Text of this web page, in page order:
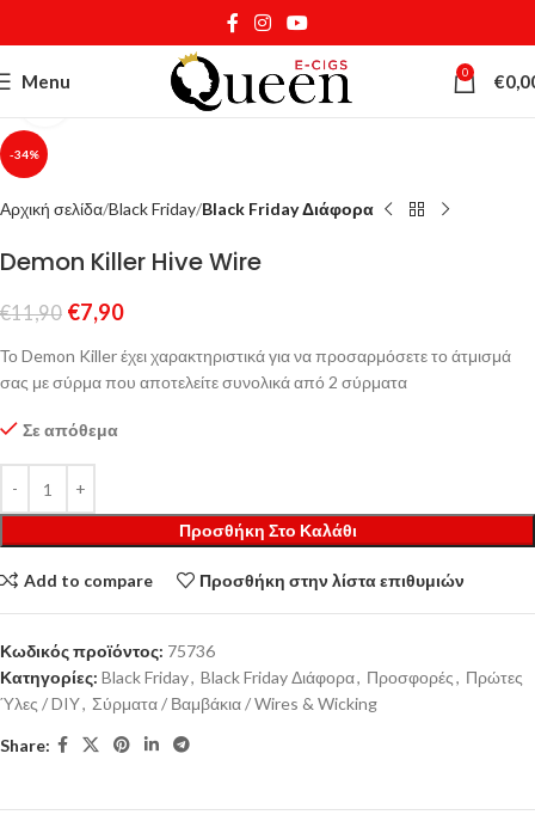
Menu 0 €
-34%
Κάντε κλικ για μεγέθυνση
Αρχική σελίδα Black Friday Black Friday Διάφορα
Demon Killer Hive Wire
€11,90 €7,90
Το Demon Killer έχει χαρακτηριστικά για να προσαρμόσετε το άτμισμά
σας με σύρμα που αποτελείτε συνολικά από 2 σύρματα
Σε απόθεμα
Προσθήκη Στο Καλάθι
Add to compare Προσθήκη στην λίστα επιθυμιών
Κωδικός προϊόντος: 75736
Κατηγορίες: Black Friday, Black Friday Διάφορα, Προσφορές, Πρώτες
Ύλες / DIY, Σύρματα / Βαμβάκια / Wires & Wicking
Share: